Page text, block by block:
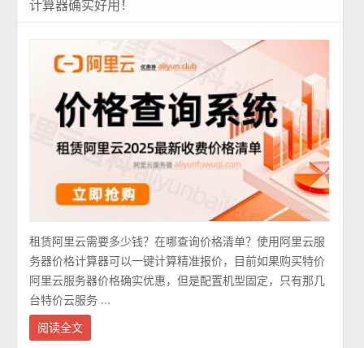
计算器确实好用！
租赁阿里云需要多少钱？在哪查询价格清单？使用阿里云服
务器价格计算器可以一键计算精准报价，目前如果购买特价
阿里云服务器价格确实优惠，但是配置机型固定，只有那几
台特价云服务 ...
阅读全文